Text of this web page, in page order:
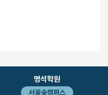
명석학원
서울숲캠퍼스